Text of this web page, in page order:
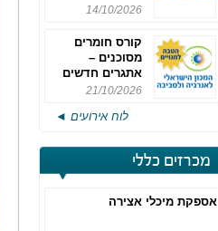
תעסוקתית
14/10/2026
קורס חומרים
מסוכנים –
אתגרים חדשים
והערכות לחוק
מחזור 4
21/10/2026
לוח אירועים ◄
מכרזים כללי
אספקת מיכלי אצירה